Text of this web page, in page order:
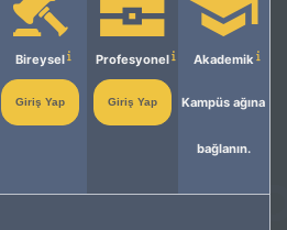
Bireysel
Giriş Yap
Profesyonel
Giriş Yap
Akademik
Kampüs ağına
bağlanın.